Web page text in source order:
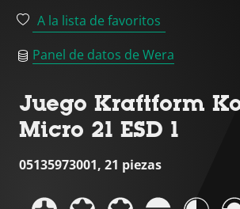
A la lista de favoritos
Panel de datos de Wera
Juego Kraftform
Micro 21 ESD 1
05135973001, 21 piezas